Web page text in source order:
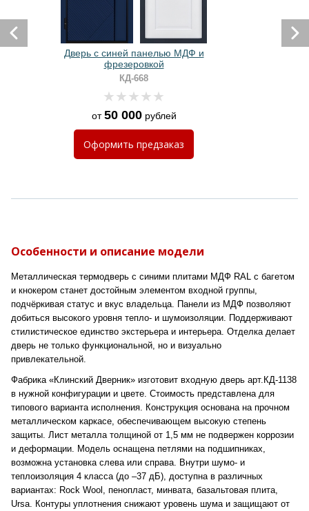
Дверь с синей панелью МДФ и
фрезеровкой
КД-668
от50 000рублей
Оформить предзаказ
Особенности и описание модели
Металлическая термодверь с синими плитами МДФ RAL с багетом
и кнокером станет достойным элементом входной группы,
подчёркивая статус и вкус владельца. Панели из МДФ позволяют
добиться высокого уровня тепло- и шумоизоляции. Поддерживают
стилистическое единство экстерьера и интерьера. Отделка делает
дверь не только функциональной, но и визуально
привлекательной.
Фабрика «Клинский Дверник» изготовит входную дверь арт.КД-1138
в нужной конфигурации и цвете. Стоимость представлена для
типового варианта исполнения. Конструкция основана на прочном
металлическом каркасе, обеспечивающем высокую степень
защиты. Лист металла толщиной от 1,5 мм не подвержен коррозии
и деформации. Модель оснащена петлями на подшипниках,
возможна установка слева или справа. Внутри шумо- и
теплоизоляция 4 класса (до –37 дБ), доступна в различных
вариантах: Rock Wool, пенопласт, минвата, базальтовая плита,
Ursa. Контуры уплотнения снижают уровень шума и защищают от